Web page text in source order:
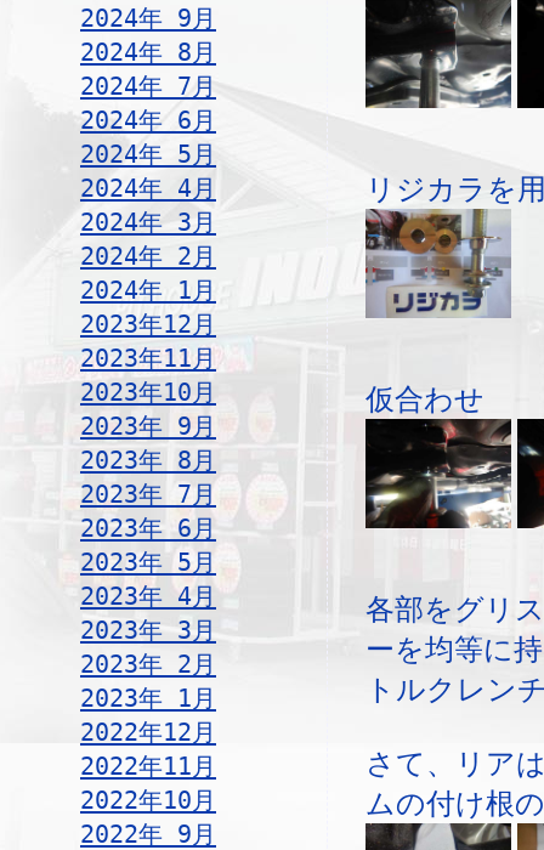
2024年 9月
2024年 8月
2024年 7月
2024年 6月
2024年 5月
2024年 4月
2024年 3月
2024年 2月
2024年 1月
2023年12月
2023年11月
2023年10月
2023年 9月
2023年 8月
2023年 7月
2023年 6月
2023年 5月
2023年 4月
2023年 3月
2023年 2月
2023年 1月
2022年12月
2022年11月
2022年10月
2022年 9月
リジカラを
仮合わせ
各部をグリ
ーを均等に
トルクレン
さて、リア
ムの付け根